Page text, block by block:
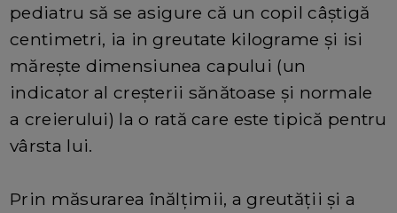
pediatru să se asigure că un copil câștigă
centimetri, ia in greutate kilograme și isi
mărește dimensiunea capului (un
indicator al creșterii sănătoase și normale
a creierului) la o rată care este tipică pentru
vârsta lui.
Prin măsurarea înălțimii, a greutății și a